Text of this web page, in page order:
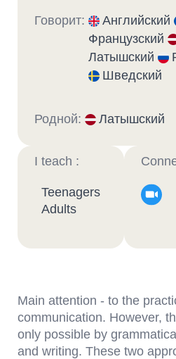
Говорит:
Английский
Французский
Латышский
Шведский
Родной: Латышский
I teach :
Teenagers
Adults
Main attention - to the
communication. However,
only possible by
and writing. These two